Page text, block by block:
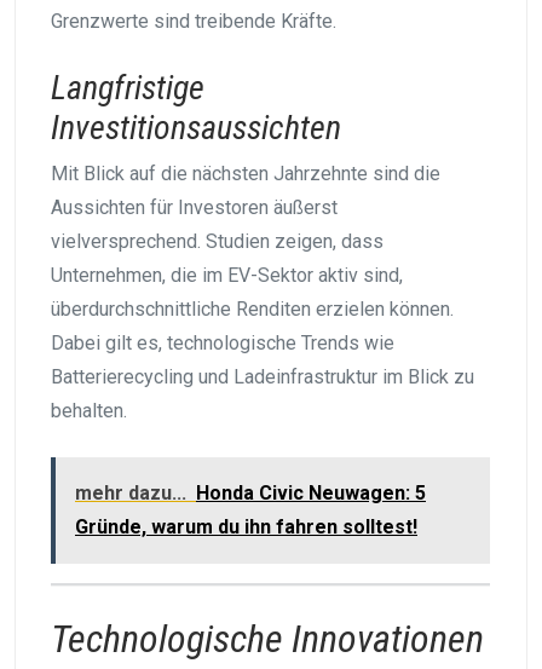
Grenzwerte sind treibende Kräfte.
Langfristige
Investitionsaussichten
Mit Blick auf die nächsten Jahrzehnte sind die
Aussichten für Investoren äußerst
vielversprechend. Studien zeigen, dass
Unternehmen, die im EV-Sektor aktiv sind,
überdurchschnittliche Renditen erzielen können.
Dabei gilt es, technologische Trends wie
Batterierecycling und Ladeinfrastruktur im Blick zu
behalten.
mehr dazu... Honda Civic Neuwagen: 5
Gründe, warum du ihn fahren solltest!
Technologische Innovationen